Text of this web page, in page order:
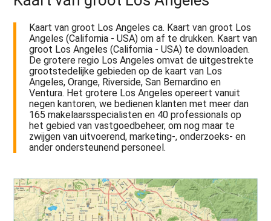
Kaart van groot Los Angeles ca. Kaart van groot Los
Angeles (California - USA) om af te drukken. Kaart van
groot Los Angeles (California - USA) te downloaden.
De grotere regio Los Angeles omvat de uitgestrekte
grootstedelijke gebieden op de kaart van Los
Angeles, Orange, Riverside, San Bernardino en
Ventura. Het grotere Los Angeles opereert vanuit
negen kantoren, we bedienen klanten met meer dan
165 makelaarsspecialisten en 40 professionals op
het gebied van vastgoedbeheer, om nog maar te
zwijgen van uitvoerend, marketing-, onderzoeks- en
ander ondersteunend personeel.